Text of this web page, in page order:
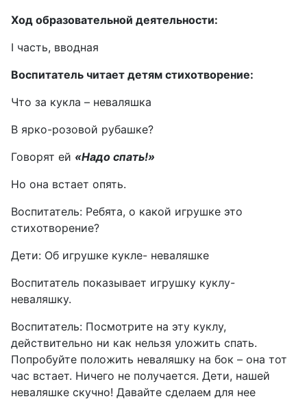
Ход образовательной деятельности:
I часть, вводная
Воспитатель читает детям стихотворение:
Что за кукла – неваляшка
В ярко-розовой рубашке?
Говорят ей «Надо спать!»
Но она встает опять.
Воспитатель: Ребята, о какой игрушке это
стихотворение?
Дети: Об игрушке кукле- неваляшке
Воспитатель показывает игрушку куклу-
неваляшку.
Воспитатель: Посмотрите на эту куклу,
действительно ни как нельзя уложить спать.
Попробуйте положить неваляшку на бок – она тот
час встает. Ничего не получается. Дети, нашей
неваляшке скучно! Давайте сделаем для нее